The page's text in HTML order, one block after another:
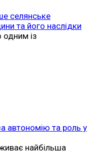
селянське
та його наслідки
із
автономію та роль у
найбільша